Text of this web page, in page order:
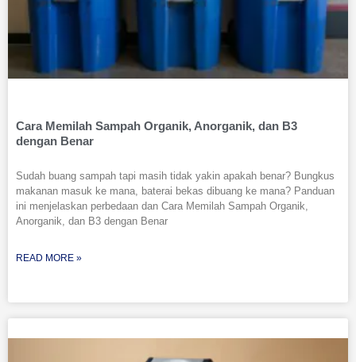
Cara Memilah Sampah Organik, Anorganik, dan B3
dengan Benar
Sudah buang sampah tapi masih tidak yakin apakah benar? Bungkus
makanan masuk ke mana, baterai bekas dibuang ke mana? Panduan
ini menjelaskan perbedaan dan Cara Memilah Sampah Organik,
Anorganik, dan B3 dengan Benar
READ MORE »